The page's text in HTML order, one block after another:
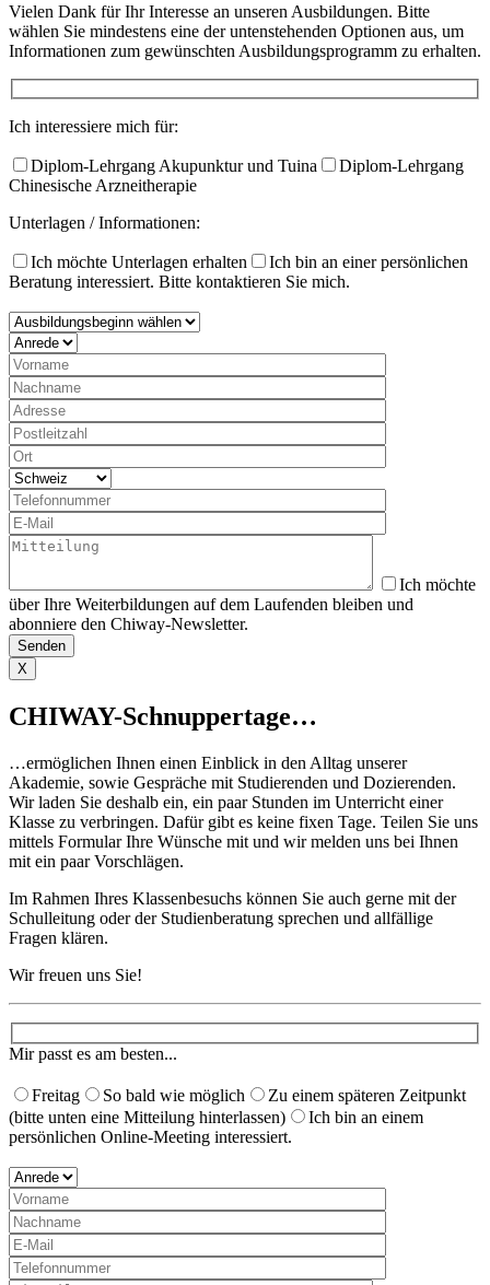
Vielen Dank für Ihr Interesse an unseren Ausbildungen. Bitte
wählen Sie mindestens eine der untenstehenden Optionen aus, um
Informationen zum gewünschten Ausbildungsprogramm zu erhalten.​
Ich interessiere mich für:
Diplom-Lehrgang Akupunktur und Tuina
Diplom-Lehrgang
Chinesische Arzneitherapie
Unterlagen / Informationen:
Ich möchte Unterlagen erhalten
Ich bin an einer persönlichen
Beratung interessiert. Bitte kontaktieren Sie mich.
Ich möchte
über Ihre Weiterbildungen auf dem Laufenden bleiben und
abonniere den Chiway-Newsletter.
X
CHIWAY-Schnuppertage…
…ermöglichen Ihnen einen Einblick in den Alltag unserer
Akademie, sowie Gespräche mit Studierenden und Dozierenden.
Wir laden Sie deshalb ein, ein paar Stunden im Unterricht einer
Klasse zu verbringen. Dafür gibt es keine fixen Tage. Teilen Sie uns
mittels Formular Ihre Wünsche mit und wir melden uns bei Ihnen
mit ein paar Vorschlägen. ​
Im Rahmen Ihres Klassenbesuchs können Sie auch gerne mit der
Schulleitung oder der Studienberatung sprechen und allfällige
Fragen klären.
Wir freuen uns Sie!
Mir passt es am besten...
Freitag So bald wie möglich
Zu einem späteren Zeitpunkt
(bitte unten eine Mitteilung hinterlassen)
Ich bin an einem
persönlichen Online-Meeting interessiert.